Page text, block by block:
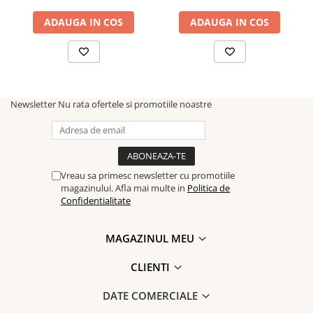
ADAUGA IN COS ADAUGA IN COS
Newsletter Nu rata ofertele si promotiile noastre
Vreau sa primesc newsletter cu promotiile
magazinului. Afla mai multe in Politica de
Confidentialitate
MAGAZINUL MEU
CLIENTI
DATE COMERCIALE